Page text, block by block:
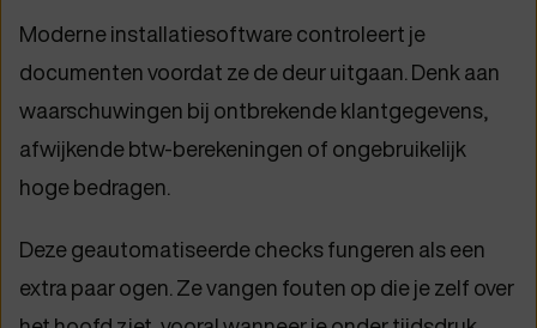
Moderne installatiesoftware controleert je
documenten voordat ze de deur uitgaan. Denk aan
waarschuwingen bij ontbrekende klantgegevens,
afwijkende btw-berekeningen of ongebruikelijk
hoge bedragen.
Deze geautomatiseerde checks fungeren als een
extra paar ogen. Ze vangen fouten op die je zelf over